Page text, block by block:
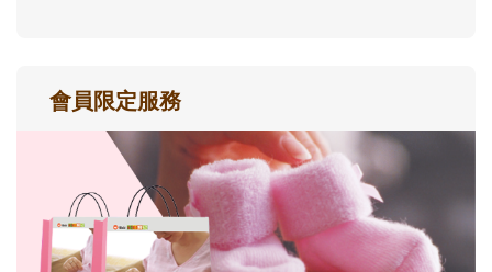
會員限定服務